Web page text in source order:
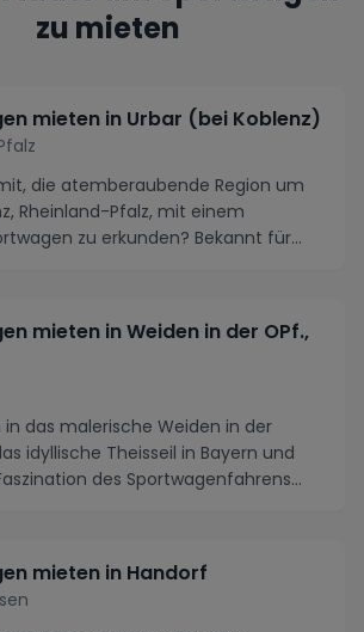
zu mieten
mieten in Urbar (bei Koblenz)
die atemberaubende Region um
Rheinland-Pfalz, mit einem
zu erkunden? Bekannt für
mieten in Weiden in der OPf.,
in das malerische Weiden in der
idyllische Theisseil in Bayern und
des Sportwagenfahrens...
mieten in Handorf